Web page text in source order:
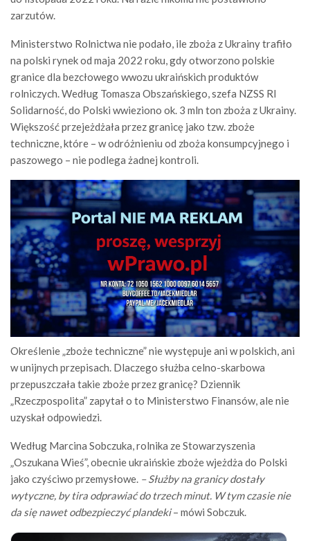
zarzutów.
Ministerstwo Rolnictwa nie podało, ile zboża z Ukrainy trafiło
na polski rynek od maja 2022 roku, gdy otworzono polskie
granice dla bezcłowego wwozu ukraińskich produktów
rolniczych. Według Tomasza Obszańskiego, szefa NZSS RI
Solidarność, do Polski wwieziono ok. 3 mln ton zboża z Ukrainy.
Większość przejeżdżała przez granicę jako tzw. zboże
techniczne, które – w odróżnieniu od zboża konsumpcyjnego i
paszowego – nie podlega żadnej kontroli.
Określenie „zboże techniczne” nie występuje ani w polskich, ani
w unijnych przepisach. Dlaczego służba celno-skarbowa
przepuszczała takie zboże przez granicę? Dziennik
„Rzeczpospolita” zapytał o to Ministerstwo Finansów, ale nie
uzyskał odpowiedzi.
Według Marcina Sobczuka, rolnika ze Stowarzyszenia
„Oszukana Wieś”, obecnie ukraińskie zboże wjeżdża do Polski
jako czyściwo przemysłowe. – Służby na granicy dostały
wytyczne, by tira odprawiać do trzech minut. W tym czasie nie
da się nawet odbezpieczyć plandeki– mówi Sobczuk.